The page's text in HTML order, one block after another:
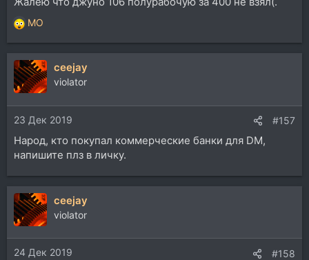
Р
е
а
к
ц
и
и
:
MO
ceejay
violator
23 Дек 2019 #157
Народ, кто покупал коммерческие банки для DM,
напишите плз в личку.
ceejay
violator
24 Дек 2019 #158